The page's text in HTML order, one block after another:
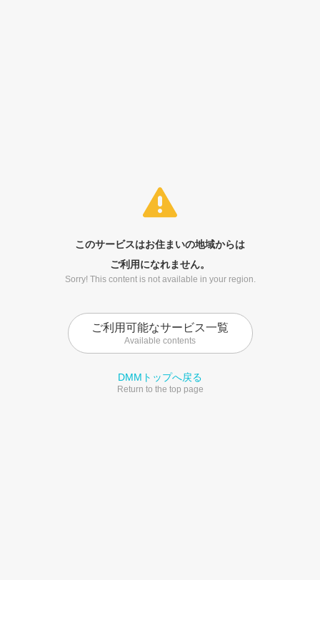
このサービスはお住まいの地域からは
ご利用になれません。
Sorry! This content is not available in your region.
ご利用可能なサービス一覧
Available contents
DMMトップへ戻る
Return to the top page